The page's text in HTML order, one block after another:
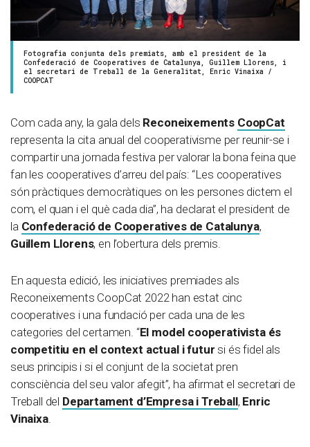
Fotografia conjunta dels premiats, amb el president de la
Confederació de Cooperatives de Catalunya, Guillem Llorens, i
el secretari de Treball de la Generalitat, Enric Vinaixa /
COOPCAT
Com cada any, la gala dels Reconeixements CoopCat
representa la cita anual del cooperativisme per reunir-se i
compartir una jornada festiva per valorar la bona feina que
fan les cooperatives d’arreu del país: “Les cooperatives
són pràctiques democràtiques on les persones dictem el
com, el quan i el què cada dia”, ha declarat el president de
la Confederació de Cooperatives de Catalunya,
Guillem Llorens, en l’obertura dels premis.
En aquesta edició, les iniciatives premiades als
Reconeixements CoopCat 2022 han estat cinc
cooperatives i una fundació per cada una de les
categories del certamen. “El model cooperativista és
competitiu en el context actual i futursi és fidel als
seus principis i si el conjunt de la societat pren
consciència del seu valor afegit”, ha afirmat el secretari de
Treball del Departament d’Empresa i Treball, Enric
Vinaixa.